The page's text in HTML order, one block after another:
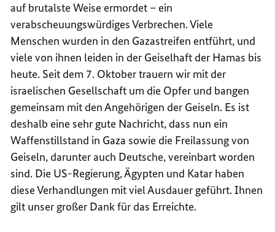
auf brutalste Weise ermordet – ein
verabscheuungswürdiges Verbrechen. Viele
Menschen wurden in den Gazastreifen entführt, und
viele von ihnen leiden in der Geiselhaft der Hamas bis
heute. Seit dem 7. Oktober trauern wir mit der
israelischen Gesellschaft um die Opfer und bangen
gemeinsam mit den Angehörigen der Geiseln. Es ist
deshalb eine sehr gute Nachricht, dass nun ein
Waffenstillstand in Gaza sowie die Freilassung von
Geiseln, darunter auch Deutsche, vereinbart worden
sind. Die US-Regierung, Ägypten und Katar haben
diese Verhandlungen mit viel Ausdauer geführt. Ihnen
gilt unser großer Dank für das Erreichte.